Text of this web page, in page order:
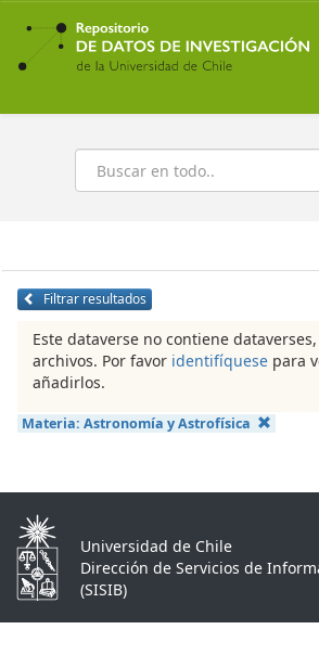
Ir
contenido
principal
Buscar
Filtrar resultados
Este dataverse no contiene
archivos. Por favor identifíquese para
añadirlos.
Materia: Astronomía y Astrofísica
Universidad de Chile
Dirección de Servicios de
(SISIB)